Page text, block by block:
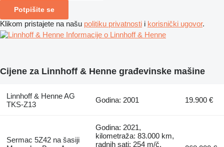
Potpišite se
Klikom pristajete na našu politiku privatnosti i korisnički ugovor.
Informacije o Linnhoff & Henne
Cijene za Linnhoff & Henne građevinske mašine
Linnhoff & Henne AG
TKS-Z13
Godina: 2001 19.900 €
Sermac 5Z42 na šasiji
Godina: 2021,
kilometraža: 83.000 km,
radnih sati: 254 m/č,